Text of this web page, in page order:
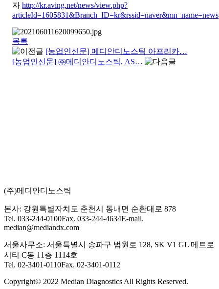
자http://kr.aving.net/news/view.php?
articleId=1605831&Branch_ID=kr&rssid=naver&mn_name=news
목록
[농업인신문] 메디안디노스틱 아프리카…
[농업인신문] ㈜메디안디노스틱, AS…
(주)메디안디노스틱
본사: 강원특별자치도 춘천시 동내면 순환대로 878
Tel. 033-244-0100Fax. 033-244-4634E-mail.
median@mediandx.com
서울사무소: 서울특별시 송파구 법원로 128, SK V1 GL 메트로
시티 C동 11층 1114호
Tel. 02-3401-0110Fax. 02-3401-0112
Copyright© 2022 Median Diagnostics All Rights Reserved.